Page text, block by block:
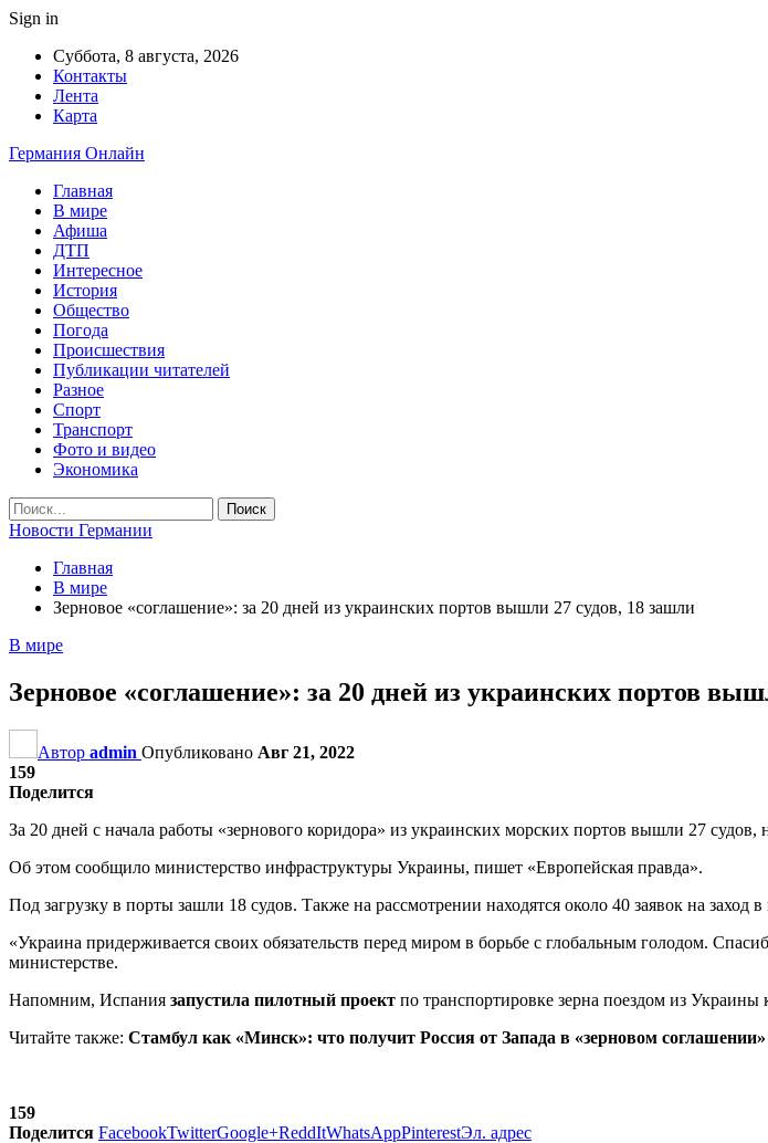
Sign in
Суббота, 8 августа, 2026
Контакты
Лента
Карта
Германия Онлайн
Главная
В мире
Афиша
ДТП
Интересное
История
Общество
Погода
Происшествия
Публикации читателей
Разное
Спорт
Транспорт
Фото и видео
Экономика
Новости Германии
Главная
В мире
Зерновое «соглашение»: за 20 дней из украинских портов вышли 27 судов, 18 зашли
В мире
Зерновое «соглашение»: за 20 дней из украинских портов
Автор admin Опубликовано Авг 21, 2022
159
Поделится
За 20 дней с начала работы «зернового коридора» из украинских морских портов вышли 27
Об этом сообщило министерство инфраструктуры Украины, пишет «Европейская правда».
Под загрузку в порты зашли 18 судов. Также на рассмотрении находятся около 40 заявок на заход
«Украина придерживается своих обязательств перед миром в борьбе с глобальным голодом.
министерстве.
Напомним, Испания запустила пилотный проект по транспортировке зерна поездом из Украины
Читайте также: Стамбул как «Минск»: что получит Россия от Запада в «зерновом соглашении»
159
Поделится FacebookTwitterGoogle+ReddItWhatsAppPinterestЭл. адрес